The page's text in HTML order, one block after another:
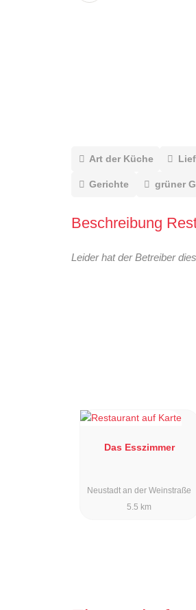
Art der Küche
Gerichte grüner
Beschreibung
Leider hat der Betreiber
Das Esszimmer
Neustadt an der Weinstraße
5.5 km